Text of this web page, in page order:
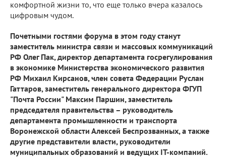
комфортной жизни то, что еще только вчера казалось
цифровым чудом.
Почетными гостями форума в этом году станут
заместитель министра связи и массовых коммуникаций
РФ Олег Пак, директор департамента госрегулирования
в экономике Министерства экономического развития
РФ Михаил Кирсанов, член совета Федерации Руслан
Гаттаров, заместитель генерального директора ФГУП
"Почта России" Максим Паршин, заместитель
председателя правительства – руководитель
департамента промышленности и транспорта
Воронежской области Алексей Беспрозванных, а также
другие представители власти, руководители
муниципальных образований и ведущих IT-компаний.